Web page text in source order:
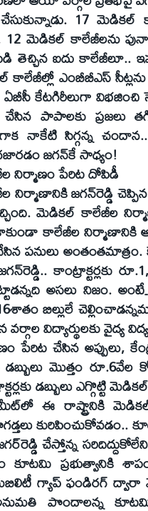
17 మెడికల్‌
12 మెడికల్‌ కాలేజీలను
ఐదు కాలేజీలూ..
కాలేజీల్లో ఎంబీబీఎస్‌
కేటగిరీలుగా విభజించి
పాపాలకు ప్రజలు
నాకేటి సిగ్గన్న చందాన..
జగన్‌కే సాధ్యం!
నిర్మాణం పేరిట దోపిడీ
జగన్‌రెడ్డి చెప్పిన
మెడికల్‌ కాలేజీల
కాలేజీల నిర్మాణానికి
పనులు
జగన్‌రెడ్డి.. కాంట్రాక్టర్లకు
అసలు నిజం.
16శాతం బిల్లులే
వర్గాల విద్యార్థులకు వైద్య
పేరిట చేసిన అప్పులు,
మొత్తం
డబ్బులు ఎగ్గొట్టి
ఈ రాష్ట్రానికి మెడికల్‌
కురిపించుకోవడం..
చేస్తోన్న సరిదిద్దుకోలేని
కూటమి ప్రభుత్వానికి
గ్యాప్‌ ఫండిరగ్‌
పొందాలన్న